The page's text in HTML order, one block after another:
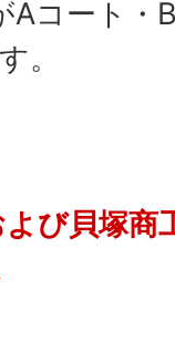
Aコート・
。
び貝塚商